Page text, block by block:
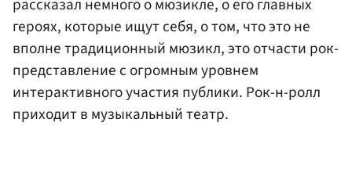
рассказал немного о мюзикле, о его главных
героях, которые ищут себя, о том, что это не
вполне традиционный мюзикл, это отчасти рок-
представление с огромным уровнем
интерактивного участия публики. Рок-н-ролл
приходит в музыкальный театр.